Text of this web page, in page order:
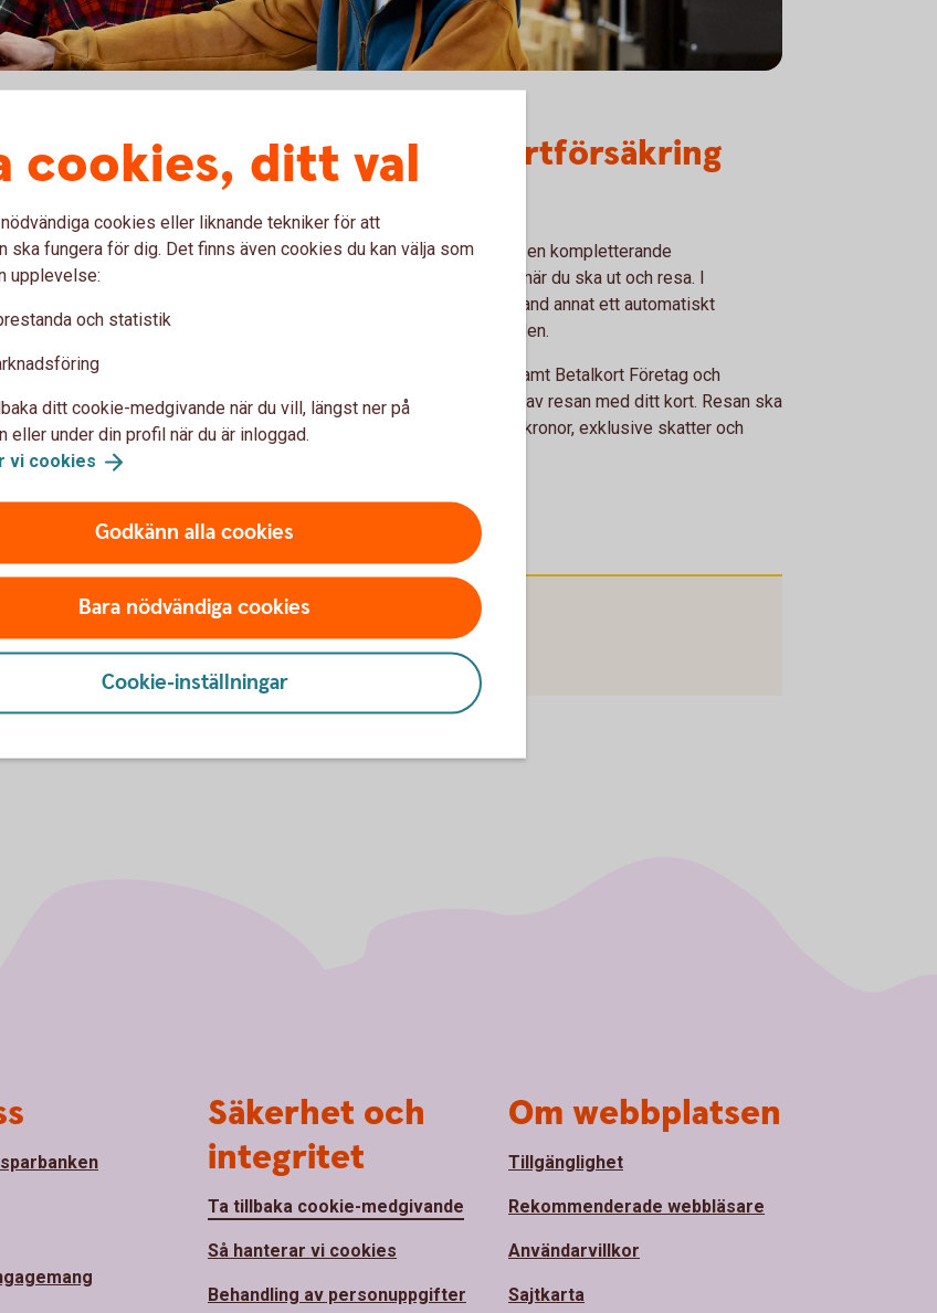
på ditt
är
den stund du
För mer information
Kompletterande kortförsäkring
Genom att betala resan med kortet får du en kompletterande
kortförsäkring. Den ger en extra trygghet när du ska ut och resa. I
kompletterande kortförsäkringen ingår bland annat ett automatiskt
avbeställningsskydd för resor i hela världen.
Försäkringen ingår i bankkort Business samt Betalkort Företag och
skyddar dig om du betalar mer än hälften av resan med ditt kort. Resan ska
påbörjas i Norden och kosta minst 1 000 kronor, exklusive skatter och
Kompletterandekortförsäkring
cookies för Funktioner, prestanda och statistik.
cookies, ditt val
cookies eller liknande tekniker för att
ska fungera för dig. Det finns även cookies du kan välja som
upplevelse:
och statistik
ditt cookie-medgivande när du vill, längst ner på
eller under din profil när du är inloggad.
vi cookies
Godkänn alla cookies
Bara nödvändiga cookies
Cookie-inställningar
Säkerhet och
integritet
Ta tillbaka cookie-medgivande
Så hanterar vi cookies
Behandling av personuppgifter
Om webbplatsen
Tillgänglighet
Rekommenderade webbläsare
Användarvillkor
Sajtkarta